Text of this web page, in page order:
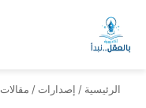
الرئيسية / إصدارات / مقالات